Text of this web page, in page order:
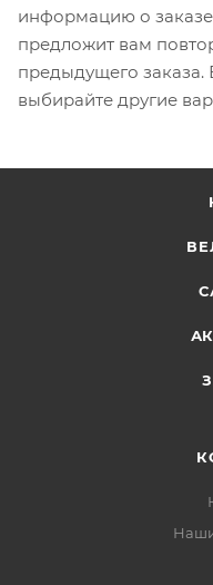
информацию о
предложит вам
предыдущего заказа.
выбирайте другие